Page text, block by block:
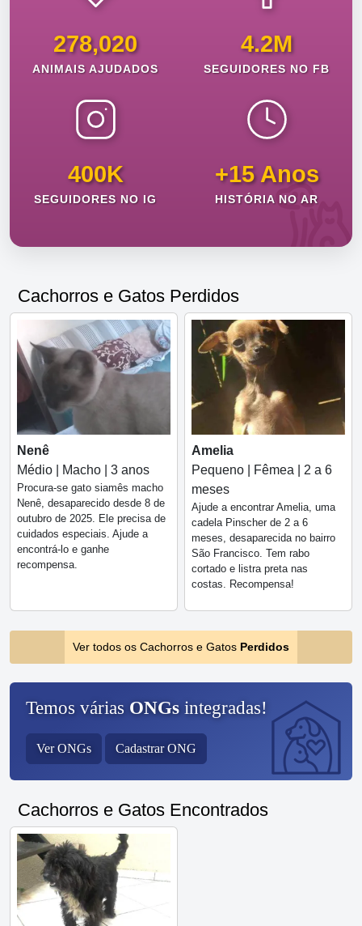
278,020
ANIMAIS AJUDADOS
4.2M
SEGUIDORES NO FB
400K
SEGUIDORES NO IG
+15 Anos
HISTÓRIA NO AR
Cachorros e Gatos Perdidos
Nenê
Médio | Macho | 3 anos
Procura-se gato siamês macho
Nenê, desaparecido desde 8 de
outubro de 2025. Ele precisa de
cuidados especiais. Ajude a
encontrá-lo e ganhe
recompensa.
Amelia
Pequeno | Fêmea | 2 a 6
meses
Ajude a encontrar Amelia, uma
cadela Pinscher de 2 a 6
meses, desaparecida no bairro
São Francisco. Tem rabo
cortado e listra preta nas
costas. Recompensa!
Ver todos os Cachorros e Gatos Perdidos
Temos várias ONGs integradas!
Ver ONGs Cadastrar ONG
Cachorros e Gatos Encontrados